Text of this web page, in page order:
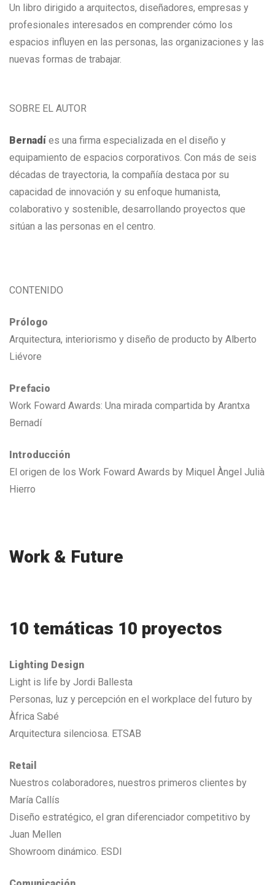
Un libro dirigido a arquitectos, diseñadores, empresas y
profesionales interesados en comprender cómo los
espacios influyen en las personas, las organizaciones y las
nuevas formas de trabajar.
SOBRE EL AUTOR
Bernadí es una firma especializada en el diseño y
equipamiento de espacios corporativos. Con más de seis
décadas de trayectoria, la compañía destaca por su
capacidad de innovación y su enfoque humanista,
colaborativo y sostenible, desarrollando proyectos que
sitúan a las personas en el centro.
CONTENIDO
Prólogo
Arquitectura, interiorismo y diseño de producto by Alberto
Liévore
Prefacio
Work Foward Awards: Una mirada compartida by Arantxa
Bernadí
Introducción
El origen de los Work Foward Awards by Miquel Àngel Julià
Hierro
Work & Future
10 temáticas 10 proyectos
Lighting Design
Light is life by Jordi Ballesta
Personas, luz y percepción en el workplace del futuro by
Àfrica Sabé
Arquitectura silenciosa. ETSAB
Retail
Nuestros colaboradores, nuestros primeros clientes by
María Callís
Diseño estratégico, el gran diferenciador competitivo by
Juan Mellen
Showroom dinámico. ESDI